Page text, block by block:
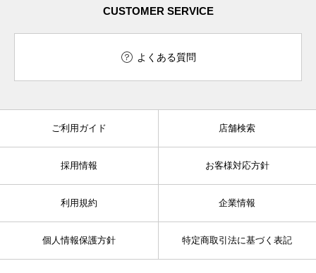
CUSTOMER SERVICE
よくある質問
ご利用ガイド 店舗検索
採用情報 お客様対応方針
利用規約 企業情報
個人情報保護方針 特定商取引法に基づく表記